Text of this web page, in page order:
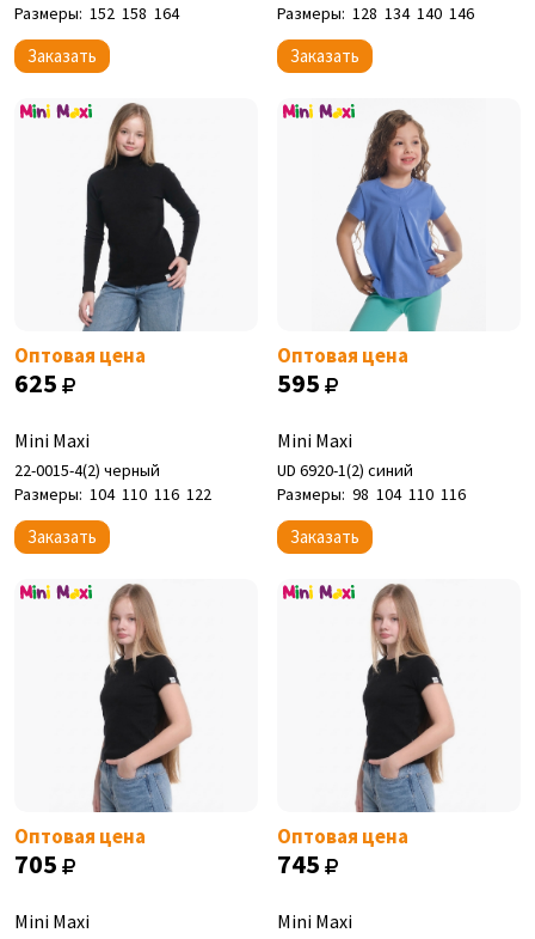
Размеры: 152 158 164
Заказать
Размеры: 128 134 140 146
Заказать
Оптовая цена
625
Mini Maxi
22-0015-4(2) черный
Размеры: 104 110 116 122
Заказать
Оптовая цена
595
Mini Maxi
UD 6920-1(2) синий
Размеры: 98 104 110 116
Заказать
Оптовая цена
705
Mini Maxi
Оптовая цена
745
Mini Maxi